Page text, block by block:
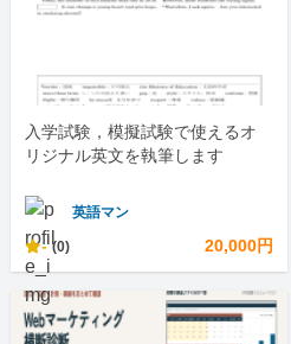
入学試験，模擬試験で使えるオ
リジナル英文を執筆します
英語マン
- (0) 20,000円